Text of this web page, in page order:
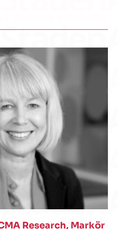
Research, Markör